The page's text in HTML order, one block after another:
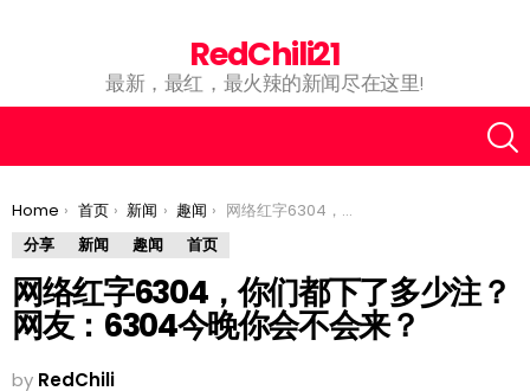
RedChili21
最新，最红，最火辣的新闻尽在这里!
You are here:
Home 首页 新闻 趣闻
网络红字6304，你们都下了多少注？网友：6304今晚你会不会来？
分享
新闻 趣闻 首页
网络红字6304，你们都下了多少注？
网友：6304今晚你会不会来？
by RedChili